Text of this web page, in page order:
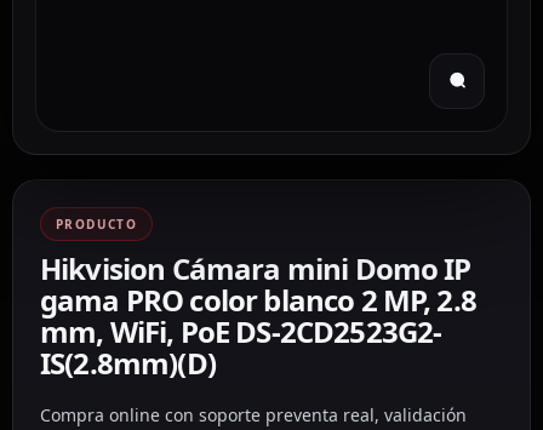
PRODUCTO
Hikvision Cámara mini Domo IP
gama PRO color blanco 2 MP, 2.8
mm, WiFi, PoE DS-2CD2523G2-
IS(2.8mm)(D)
Compra online con soporte preventa real, validación